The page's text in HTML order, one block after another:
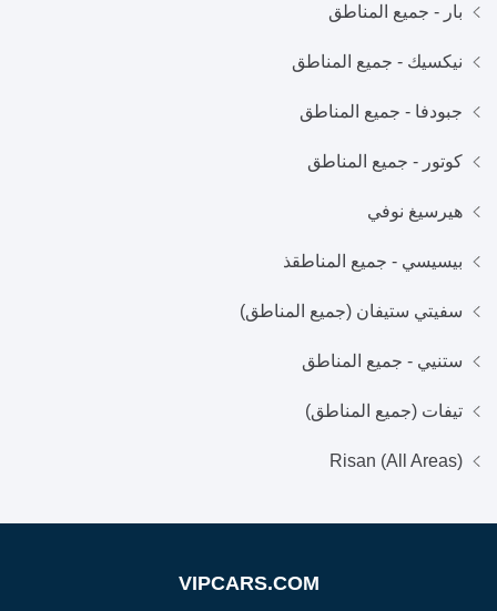
بار - جميع المناطق
نيكسيك - جميع المناطق
جبودفا - جميع المناطق
كوتور - جميع المناطق
هيرسيغ نوفي
بيسيسي - جميع المناطقذ
سفيتي ستيفان (جميع المناطق)
ستنيي - جميع المناطق
تيفات (جميع المناطق)
Risan (All Areas)
VIPCARS.COM